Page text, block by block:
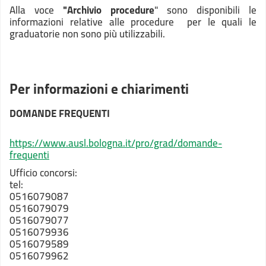
Alla voce "Archivio procedure" sono disponibili le
informazioni relative alle procedure per le quali le
graduatorie non sono più utilizzabili.
Per informazioni e chiarimenti
DOMANDE FREQUENTI
https://www.ausl.bologna.it/pro/grad/domande-
frequenti
Ufficio concorsi:
tel:
0516079087
0516079079
0516079077
0516079936
0516079589
0516079962